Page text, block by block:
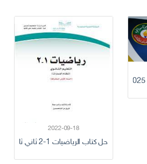
2022-09-18
حل كتاب الرياضيات 1-2 ثاني ثانوي مسارات 1444 كاملا